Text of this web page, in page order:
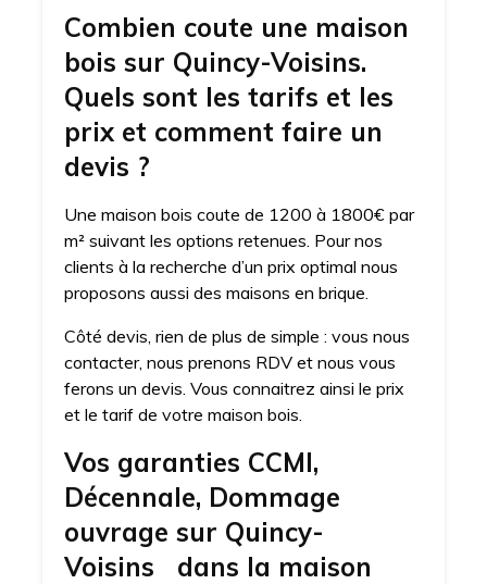
Combien coute une maison
bois sur Quincy-Voisins.
Quels sont les tarifs et les
prix et comment faire un
devis ?
Une maison bois coute de 1200 à 1800€ par
m² suivant les options retenues. Pour nos
clients à la recherche d’un prix optimal nous
proposons aussi des maisons en brique.
Côté devis, rien de plus de simple : vous nous
contacter, nous prenons RDV et nous vous
ferons un devis. Vous connaitrez ainsi le prix
et le tarif de votre maison bois.
Vos garanties CCMI,
Décennale, Dommage
ouvrage sur Quincy-
Voisins dans la maison